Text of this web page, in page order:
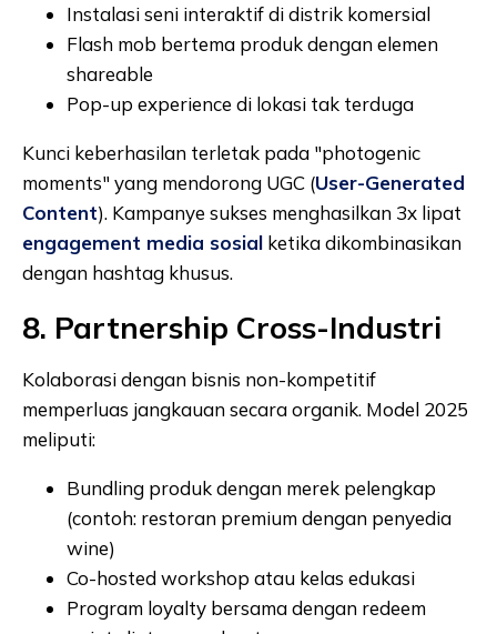
Instalasi seni interaktif di distrik komersial
Flash mob bertema produk dengan elemen
shareable
Pop-up experience di lokasi tak terduga
Kunci keberhasilan terletak pada "photogenic
moments" yang mendorong UGC (User-Generated
Content). Kampanye sukses menghasilkan 3x lipat
engagement media sosial ketika dikombinasikan
dengan hashtag khusus.
8. Partnership Cross-Industri
Kolaborasi dengan bisnis non-kompetitif
memperluas jangkauan secara organik. Model 2025
meliputi:
Bundling produk dengan merek pelengkap
(contoh: restoran premium dengan penyedia
wine)
Co-hosted workshop atau kelas edukasi
Program loyalty bersama dengan redeem